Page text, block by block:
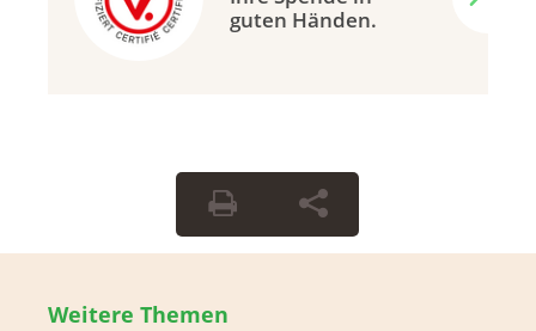
guten Händen.
Weitere Themen